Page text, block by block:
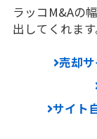
ラッコM&Aの
出してくれます
売却サ
サイト